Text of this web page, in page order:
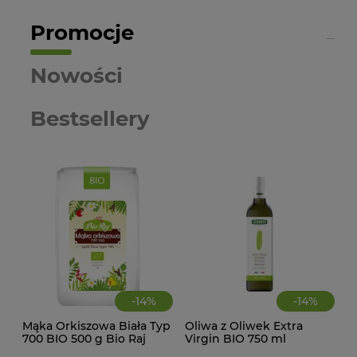
Promocje
Nowości
Bestsellery
-14%
Mąka Orkiszowa Biała Typ
700 BIO 500 g Bio Raj
-14%
Oliwa z Oliwek Extra
Virgin BIO 750 ml